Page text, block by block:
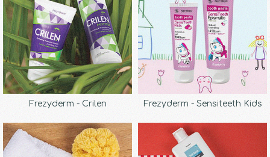
Frezyderm - Crilen Frezyderm - Sensiteeth Kids